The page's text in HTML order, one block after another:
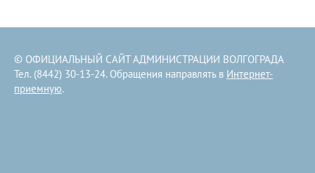
© ОФИЦИАЛЬНЫЙ САЙТ АДМИНИСТРАЦИИ ВОЛГОГРАДА
Тел. (8442) 30-13-24. Обращения направлять в Интернет-
приемную.